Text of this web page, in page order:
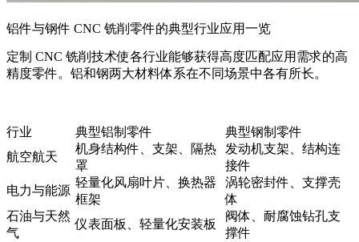
铝件与钢件 CNC 铣削零件的典型行业应用一览
定制 CNC 铣削技术使各行业能够获得高度匹配应用需求的高
精度零件。铝和钢两大材料体系在不同场景中各有所长。
行业 典型铝制零件
典型钢制零件
航空航天
机身结构件、支架、隔热
罩
发动机支架、结构连
接件
电力与能源
轻量化风扇叶片、换热器
框架
涡轮密封件、支撑壳
体
石油与天然
气
仪表面板、轻量化安装板
阀体、耐腐蚀钻孔支
撑件